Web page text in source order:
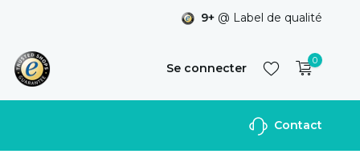
9+ @ Label de qualité
Se connecter
S'inscrire
0
Contact